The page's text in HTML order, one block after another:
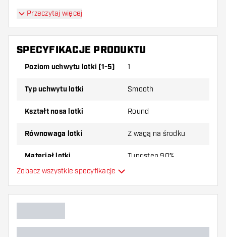
Przeczytaj więcej
SPECYFIKACJE PRODUKTU
Poziom uchwytu lotki (1-5) 1
Typ uchwytu lotki Smooth
Kształt nosa lotki Round
Równowaga lotki Z wagą na środku
Materiał lotki Tungsten 90%
Gracz w darta
Zobacz wszystkie specyfikacje